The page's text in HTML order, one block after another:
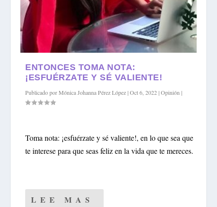
ENTONCES TOMA NOTA:
¡ESFUÉRZATE Y SÉ VALIENTE!
Publicado porMónica Johanna Pérez López|Oct 6, 2022|Opinión |
Toma nota: ¡esfuérzate y sé valiente!, en lo que sea que
te interese para que seas feliz en la vida que te mereces.
LEE MAS